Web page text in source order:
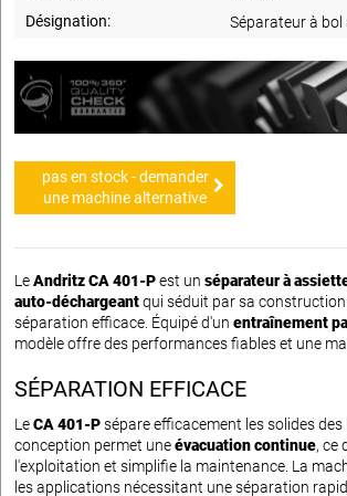
Désignation:
Séparateur à
pas en stock - demander
une machine alternative
LeAndritz CA 401-Pest un séparateur à
auto‑déchargeantqui séduit par sa
séparation efficace. Équipé d'un entraînement
modèle offre des performances fiables et une
SÉPARATION EFFICACE
LeCA 401-Psépare efficacement les solides des
conception permet uneévacuation continue, ce
l'exploitation et simplifie la maintenance. La
les applications nécessitant une séparation